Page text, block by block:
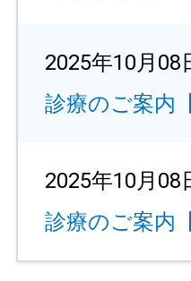
2025年10月08
診療のご案内
2025年10月08
診療のご案内